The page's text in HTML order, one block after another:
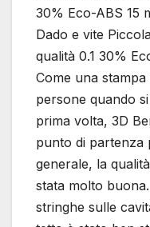
30% Eco-ABS 15
Dado e vite
qualità 0.1 30%
Come una
persone quando
prima volta, 3D
punto di partenza
generale, la
stata molto
stringhe sulle